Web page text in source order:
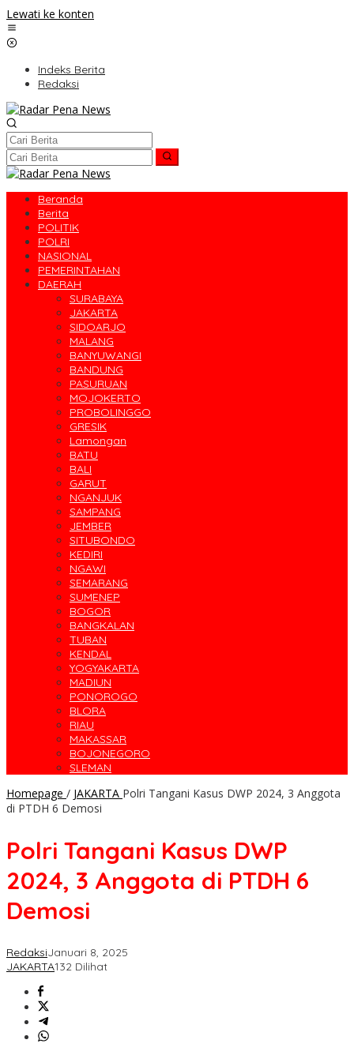
Lewati ke konten
Indeks Berita
Redaksi
Beranda
Berita
POLITIK
POLRI
NASIONAL
PEMERINTAHAN
DAERAH
SURABAYA
JAKARTA
SIDOARJO
MALANG
BANYUWANGI
BANDUNG
PASURUAN
MOJOKERTO
PROBOLINGGO
GRESIK
Lamongan
BATU
BALI
GARUT
NGANJUK
SAMPANG
JEMBER
SITUBONDO
KEDIRI
NGAWI
SEMARANG
SUMENEP
BOGOR
BANGKALAN
TUBAN
KENDAL
YOGYAKARTA
MADIUN
PONOROGO
BLORA
RIAU
MAKASSAR
BOJONEGORO
SLEMAN
Homepage / JAKARTA Polri Tangani Kasus DWP 2024, 3 Anggota
di PTDH 6 Demosi
Polri Tangani Kasus DWP
2024, 3 Anggota di PTDH 6
Demosi
RedaksiJanuari 8, 2025
JAKARTA132 Dilihat